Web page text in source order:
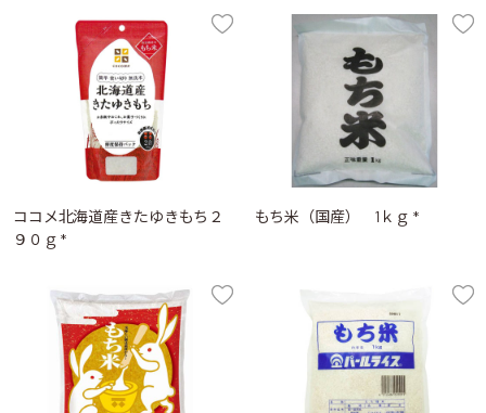
ココメ北海道産きたゆきもち２
９０ｇ *
もち米（国産） 1ｋｇ *